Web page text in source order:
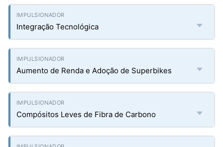
Integração Tecnológica
Aumento de Renda e Adoção de Superbikes
Compósitos Leves de Fibra de Carbono